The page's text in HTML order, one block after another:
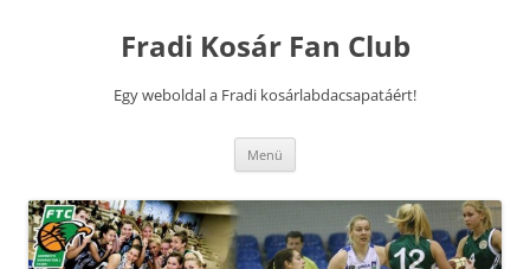
Fradi Kosár Fan Club
Egy weboldal a Fradi kosárlabdacsapatáért!
Menü